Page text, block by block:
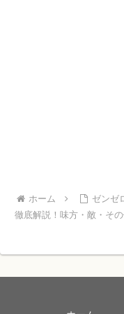
ホーム ゼンゼ
徹底解説！味方・敵・そ